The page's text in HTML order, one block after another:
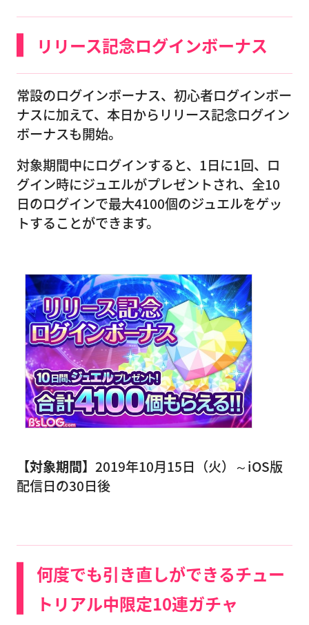
リリース記念ログインボーナス
常設のログインボーナス、初心者ログインボー
ナスに加えて、本日からリリース記念ログイン
ボーナスも開始。
対象期間中にログインすると、1日に1回、ロ
グイン時にジュエルがプレゼントされ、全10
日のログインで最大4100個のジュエルをゲッ
トすることができます。
【対象期間】 2019年10月15日（火）～iOS版
配信日の30日後
何度でも引き直しができるチュー
トリアル中限定10連ガチャ